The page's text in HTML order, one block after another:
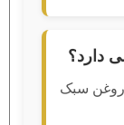
دارد؟
روغن سبک